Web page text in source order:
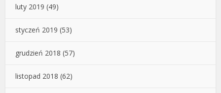
luty 2019 (49)
styczeń 2019 (53)
grudzień 2018 (57)
listopad 2018 (62)